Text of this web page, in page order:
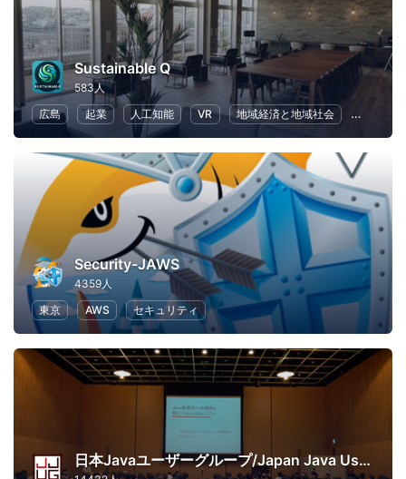
Sustainable Q
583人
広島
起業 人工知能 VR 地域経済と地域社会 ボランテ
Security-JAWS
4359人
東京
AWS セキュリティ
日本Javaユーザーグループ/Japan Java User Group